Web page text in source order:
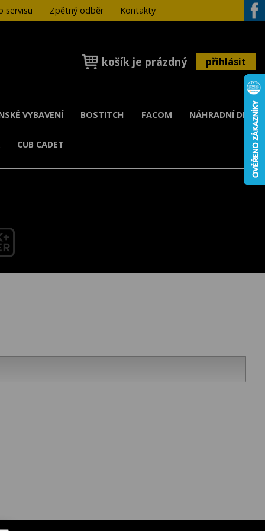
servisu Zpětný odběr
Kontakty
košík je prázdný přihlásit
VYBAVENÍ BOSTITCH FACOM NÁHRADNÍ DÍLY
CUB CADET